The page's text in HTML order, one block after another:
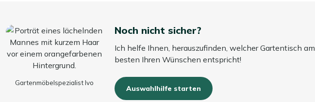
Gartenmöbelspezialist Ivo
Noch nicht sicher?
Ich helfe Ihnen, herauszufinden, welcher Gartentisch am
besten Ihren Wünschen entspricht!
Auswahlhilfe starten